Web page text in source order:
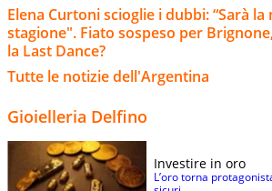
Elena Curtoni scioglie i dubbi: “Sarà
stagione". Fiato sospeso per
la Last Dance?
Tutte le notizie dell'Argentina
Gioielleria Delfino
Investire in oro
L’oro torna